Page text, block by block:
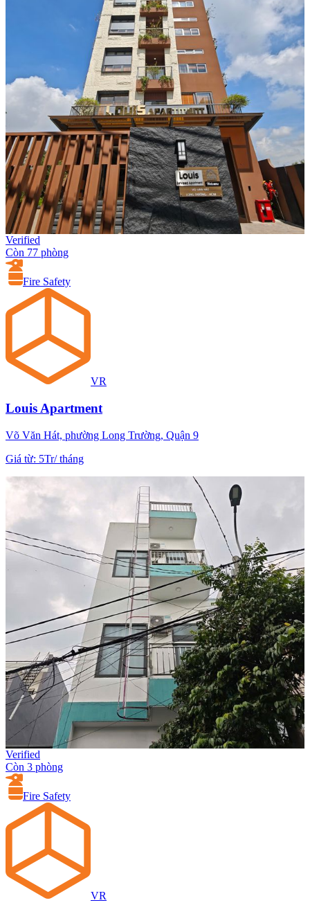
Verified
Còn 77 phòng
Fire Safety
VR
Louis Apartment
Võ Văn Hát, phường Long Trường, Quận 9
Giá từ: 5Tr/tháng
Verified
Còn 3 phòng
Fire Safety
VR